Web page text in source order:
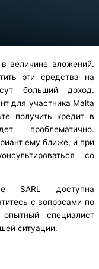
в величине вложений.
эти средства на
больший доход.
для участника Malta
получить кредит в
проблематично.
ему ближе, и при
со
SARL доступна
с вопросами по
специалист
ситуации.